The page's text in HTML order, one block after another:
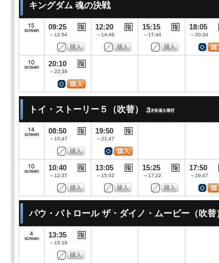
キングダム 魂の決戦
09:25
～11:54
12:20
～14:49
15:15
～17:44
18:05
～20:34
20:10
～22:39
トイ・ストーリー５（吹替）
08:50
～10:47
19:50
～21:47
10:40
～12:37
13:05
～15:02
15:25
～17:22
17:50
～19:47
パウ・パトロール ザ・ダイノ・ムービー（吹替
13:35
～15:18